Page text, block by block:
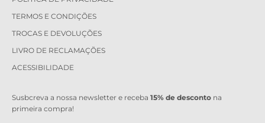
TERMOS E CONDIÇÕES
TROCAS E DEVOLUÇÕES
LIVRO DE RECLAMAÇÕES
ACESSIBILIDADE
Susbcreva a nossa newsletter e receba 15% de desconto na
primeira compra!